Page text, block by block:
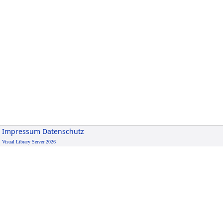
Impressum Datenschutz
Visual Library Server 2026